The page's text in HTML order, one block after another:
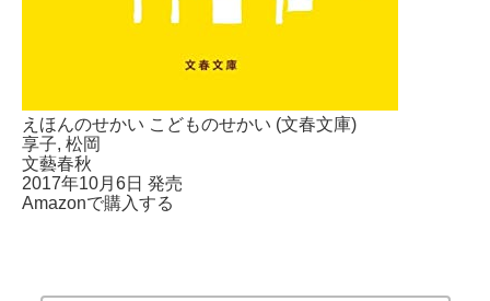
えほんのせかい こどものせかい (文春文庫)
享子, 松岡
文藝春秋
2017年10月6日 発売
Amazonで購入する